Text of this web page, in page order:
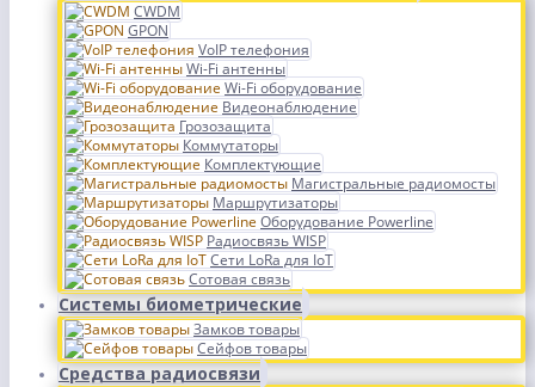
CWDM
GPON
VoIP телефония
Wi-Fi антенны
Wi-Fi оборудование
Видеонаблюдение
Грозозащита
Коммутаторы
Комплектующие
Магистральные радиомосты
Маршрутизаторы
Оборудование Powerline
Радиосвязь WISP
Сети LoRa для IoT
Сотовая связь
Системы биометрические
Замков товары
Сейфов товары
Средства радиосвязи